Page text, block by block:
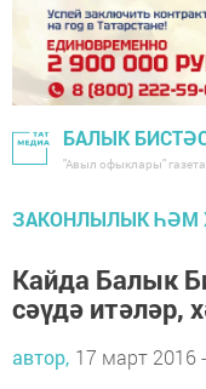
БАЛЫК
"Авыл офыклары"
ЗАКОНЛЫЛЫК ҺӘМ
Кайда Балык
сәүдә итәләр,
автор, 17 март 2016